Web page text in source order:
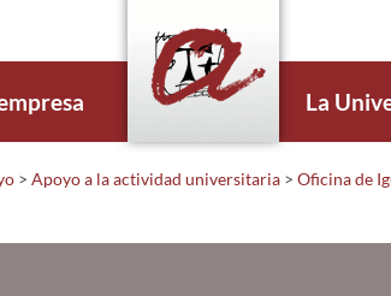
La
> Apoyo a la actividad universitaria > Oficina de